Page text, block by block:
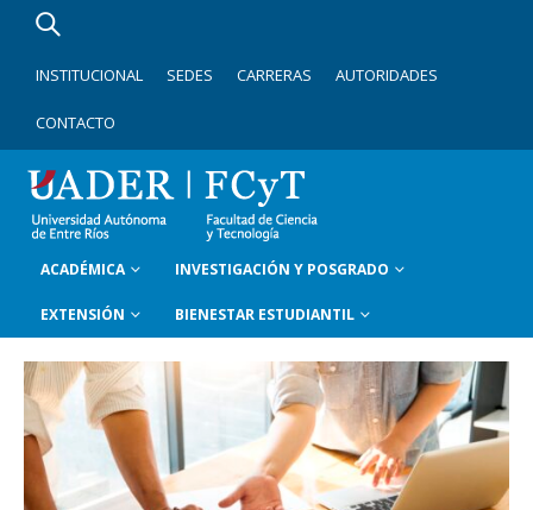
INSTITUCIONAL SEDES CARRERAS AUTORIDADES
CONTACTO
ACADÉMICA INVESTIGACIÓN Y POSGRADO
EXTENSIÓN BIENESTAR ESTUDIANTIL